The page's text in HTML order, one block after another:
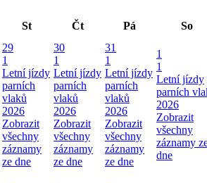
St Čt Pá
So
29
1
Letní jízdy
parních
vlaků
2026
Zobrazit
všechny
záznamy
ze dne
30
1
Letní jízdy
parních
vlaků
2026
Zobrazit
všechny
záznamy
ze dne
31
1
Letní jízdy
parních
vlaků
2026
Zobrazit
všechny
záznamy
ze dne
1
1
Letní jízdy
parních
2026
Zobrazit
všechny
záznamy
dne